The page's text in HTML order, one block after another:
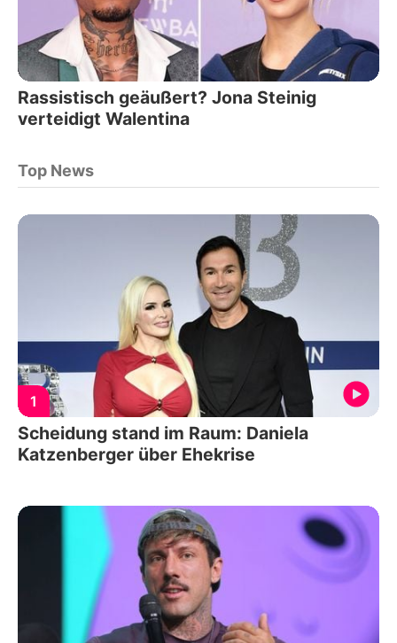
Rassistisch geäußert? Jona Steinig
verteidigt Walentina
Top News
1
Scheidung stand im Raum: Daniela
Katzenberger über Ehekrise